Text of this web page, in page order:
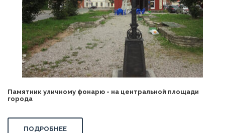
Памятник уличному фонарю - на центральной площади
города
ПОДРОБНЕЕ